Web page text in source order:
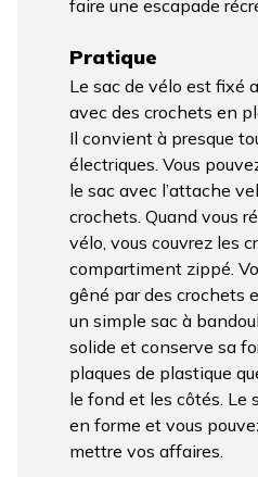
faire une escapade
Pratique
Le sac de vélo est fixé
avec des crochets en
Il convient à presque
électriques. Vous
le sac avec l’attache
crochets. Quand vous
vélo, vous couvrez les
compartiment zippé.
gêné par des crochets
un simple sac à
solide et conserve sa
plaques de plastique
le fond et les côtés. Le
en forme et vous
mettre vos affaires.